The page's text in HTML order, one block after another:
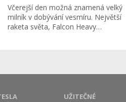
Včerejší den možná znamená velký
milník v dobývání vesmíru. Největší
raketa světa, Falcon Heavy…
UŽITEČNÉ